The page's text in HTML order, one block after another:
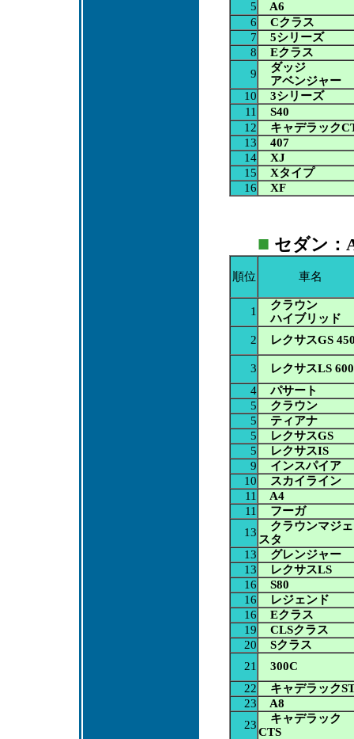
5
A6
6
Cクラス
7
5シリーズ
8
Eクラス
9
ダッジ
アベンジャー
10
3シリーズ
11
S40
12
キャデラック
13
407
14
XJ
15
Xタイプ
16
XF
■ セダン：
順位 車名
1
クラウン
ハイブリッド
2
レクサスGS
3
レクサスLS
4
パサート
5
クラウン
5
ティアナ
5
レクサスGS
5
レクサスIS
9
インスパイア
10
スカイライン
11
A4
11
フーガ
13
クラウンマジェ
スタ
13
グレンジャー
13
レクサスLS
16
S80
16
レジェンド
16
Eクラス
19
CLSクラス
20
Sクラス
21
300C
22
キャデラック
23
A8
23
キャデラック
CTS